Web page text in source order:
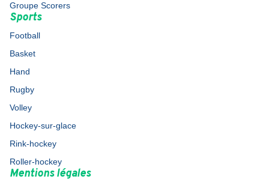
Groupe Scorers
Sports
Football
Basket
Hand
Rugby
Volley
Hockey-sur-glace
Rink-hockey
Roller-hockey
Mentions légales